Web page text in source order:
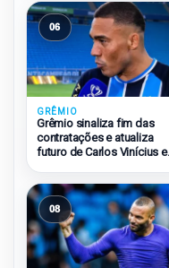
06
GRÊMIO
Grêmio sinaliza fim das
contratações e atualiza
futuro de Carlos Vinícius e
08